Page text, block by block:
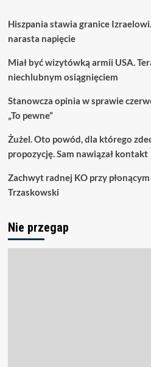
Hiszpania stawia granice
narasta napięcie
Miał być wizytówką armii USA.
niechlubnym osiągnięciem
Stanowcza opinia w sprawie
„To pewne”
Żużel. Oto powód, dla którego
propozycję. Sam nawiązał kontakt
Zachwyt radnej KO przy
Trzaskowski
Nie przegap